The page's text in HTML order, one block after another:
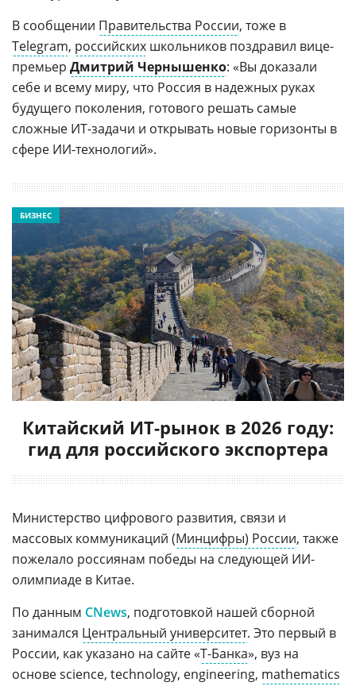
В сообщении Правительства России, тоже в
Telegram, российских школьников поздравил вице-
премьер Дмитрий Чернышенко: «Вы доказали
себе и всему миру, что Россия в надежных руках
будущего поколения, готового решать самые
сложные ИТ-задачи и открывать новые горизонты в
сфере ИИ-технологий».
Китайский ИТ-рынок в 2026 году:
гид для российского экспортера
БИЗНЕС
Министерство цифрового развития, связи и
массовых коммуникаций (Минцифры) России, также
пожелало россиянам победы на следующей ИИ-
олимпиаде в Китае.
По данным CNews, подготовкой нашей сборной
занимался Центральный университет. Это первый в
России, как указано на сайте «Т-Банка», вуз на
основе science, technology, engineering, mathematics